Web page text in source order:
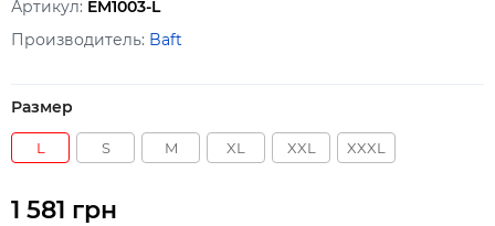
Артикул: EM1003-L
Производитель: Baft
Размер
L S M XL XXL XXXL
1 581 грн